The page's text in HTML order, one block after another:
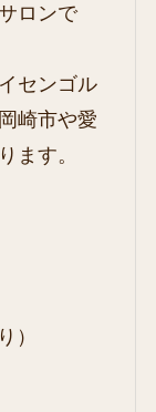
ロンで
センゴル
崎市や愛
ます。
）